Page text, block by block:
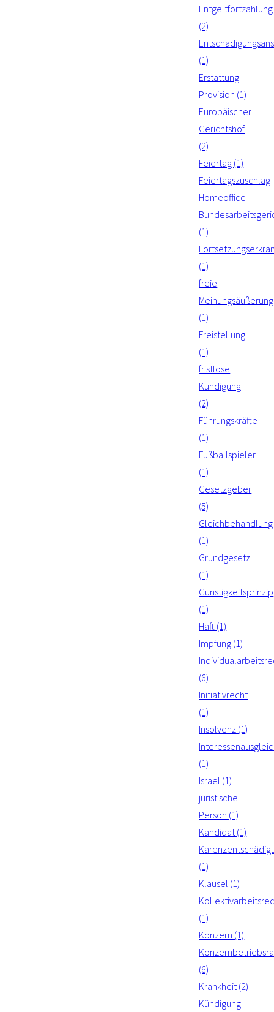
Entgeltfortzahlung
(2)
(1)
Erstattung
Provision (1)
Europäischer
Gerichtshof
(2)
Feiertag (1)
Feiertagszuschlag
Homeoffice
(1)
(1)
freie
Meinungsäußerung
(1)
Freistellung
(1)
fristlose
Kündigung
(2)
Führungskräfte
(1)
Fußballspieler
(1)
Gesetzgeber
(5)
Gleichbehandlung
(1)
Grundgesetz
(1)
Günstigkeitsprinzip
(1)
Haft (1)
Impfung (1)
(6)
Initiativrecht
(1)
Insolvenz (1)
(1)
Israel (1)
juristische
Person (1)
Kandidat (1)
(1)
Klausel (1)
(1)
Konzern (1)
(6)
Krankheit (2)
Kündigung